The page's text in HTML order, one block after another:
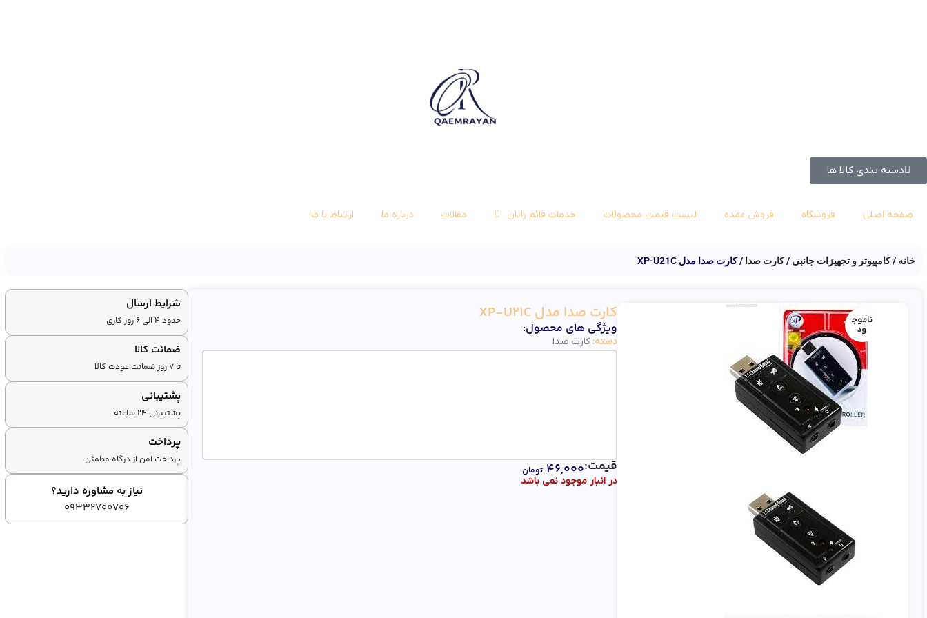
دسته بندی کالا ها
صفحه اصلی فروشگاه فروش عمده لیست قیمت محصولات خدمات قائم رایان مقالات درباره ما ارتباط با ما
خانه کامپیوتر و تجهیزات جانبی کارت صدا کارت صدا مدل XP-U21C
ناموج
ود
کارت صدا مدل XP-U21C
ویژگی های محصول:
دسته: کارت صدا
در انبار موجود نمی باشد
قیمت:۴۶,۰۰۰ تومان
شرایط ارسال
حدود 4 الی 6 روز کاری
ضمانت کالا
تا ۷ روز ضمانت عودت کالا
پشتیبانی
پشتیبانی ۲۴ ساعته
پرداخت
پرداخت امن از درگاه مطمئن
نیاز به مشاوره دارید؟
09332700706